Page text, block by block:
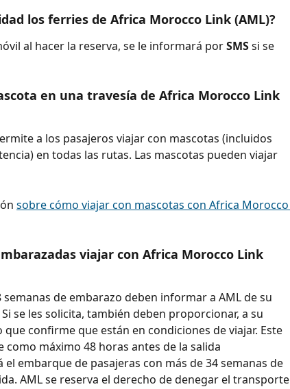
los ferries de Africa Morocco Link (AML)?
al hacer la reserva, se le informará por SMS si se
en una travesía de Africa Morocco Link
a los pasajeros viajar con mascotas (incluidos
en todas las rutas. Las mascotas pueden viajar
sobre cómo viajar con mascotas con Africa Morocco
viajar con Africa Morocco Link
semanas de embarazo deben informar a AML de su
se les solicita, también deben proporcionar, a su
confirme que están en condiciones de viajar. Este
máximo 48 horas antes de la salida
embarque de pasajeras con más de 34 semanas de
AML se reserva el derecho de denegar el transporte